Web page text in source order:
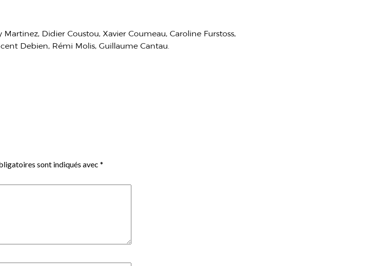
Didier Coustou, Xavier Coumeau, Caroline Furstoss,
Debien, Rémi Molis, Guillaume Cantau.
sont indiqués avec*